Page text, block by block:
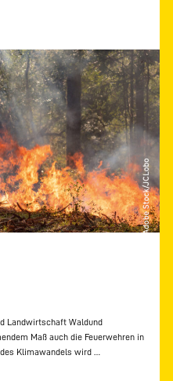
Landwirtschaft Waldund
Maß auch die Feuerwehren in
Klimawandels wird …